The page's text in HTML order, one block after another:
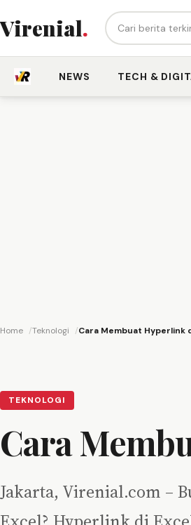
Virenial. Cari berita...
NEWS TECH &
Home Teknologi Cara Membuat Hyperlink
TEKNOLOGI
Cara
Jakarta, Virenial.com –